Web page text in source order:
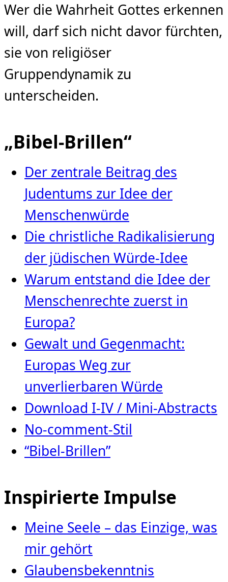
Wer die Wahrheit Gottes erkennen
will, darf sich nicht davor fürchten,
sie von religiöser
Gruppendynamik zu
unterscheiden.
„Bibel-Brillen“
Der zentrale Beitrag des
Judentums zur Idee der
Menschenwürde
Die christliche Radikalisierung
der jüdischen Würde‑Idee
Warum entstand die Idee der
Menschenrechte zuerst in
Europa?
Gewalt und Gegenmacht:
Europas Weg zur
unverlierbaren Würde
Download I-IV / Mini-Abstracts
No-comment-Stil
“Bibel-Brillen”
Inspirierte Impulse
Meine Seele – das Einzige, was
mir gehört
Glaubensbekenntnis